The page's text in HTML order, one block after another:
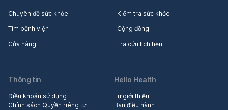
Chuyên đề sức khỏe
Kiểm tra sức khỏe
Tìm bệnh viện
Cộng đồng
Cửa hàng
Tra cứu lịch hẹn
Thông tin
Điều khoản sử dụng
Chính sách Quyền riêng tư
Hello Health
Tự giới thiệu
Ban điều hành